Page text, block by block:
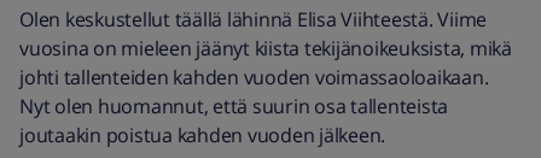
Olen keskustellut täällä lähinnä Elisa Viihteestä. Viime
vuosina on mieleen jäänyt kiista tekijänoikeuksista, mikä
johti tallenteiden kahden vuoden voimassaoloaikaan.
Nyt olen huomannut, että suurin osa tallenteista
joutaakin poistua kahden vuoden jälkeen.